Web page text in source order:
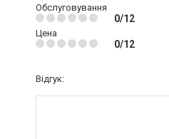
Обслуговування
0/12
Цена
0/12
Відгук: